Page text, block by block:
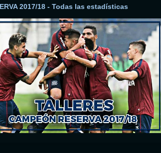
2017/18 - Todas las estadísticas